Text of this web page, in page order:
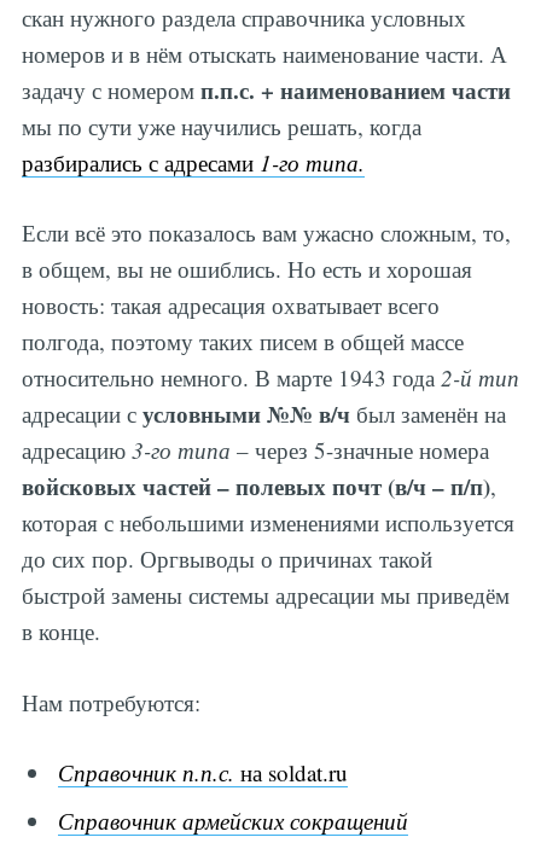
скан нужного раздела справочника условных
номеров и в нём отыскать наименование части. А
задачу с номером п.п.с. + наименованием части
мы по сути уже научились решать, когда
разбирались с адресами 1-го типа.
Если всё это показалось вам ужасно сложным, то,
в общем, вы не ошиблись. Но есть и хорошая
новость: такая адресация охватывает всего
полгода, поэтому таких писем в общей массе
относительно немного. В марте 1943 года 2-й тип
адресации с условными №№ в/чбыл заменён на
адресацию 3-го типа – через 5-значные номера
войсковых частей – полевых почт (в/ч – п/п),
которая с небольшими изменениями используется
до сих пор. Оргвыводы о причинах такой
быстрой замены системы адресации мы приведём
в конце.
Нам потребуются:
Справочник п.п.с. на soldat.ru
Справочник армейских сокращений